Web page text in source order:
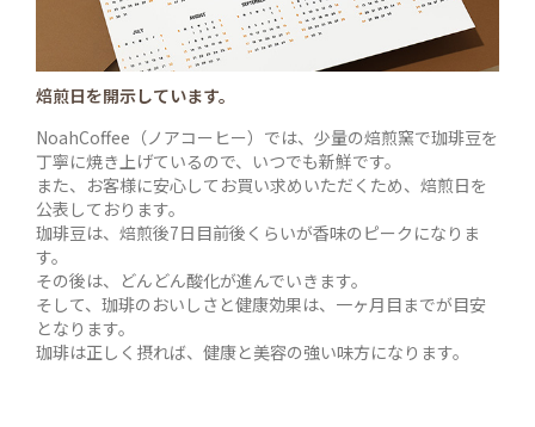
焙煎日を開示しています。
NoahCoffee（ノアコーヒー）では、少量の焙煎窯で珈琲豆を
丁寧に焼き上げているので、いつでも新鮮です。
また、お客様に安心してお買い求めいただくため、焙煎日を
公表しております。
珈琲豆は、焙煎後7日目前後くらいが香味のピークになりま
す。
その後は、どんどん酸化が進んでいきます。
そして、珈琲のおいしさと健康効果は、一ヶ月目までが目安
となります。
珈琲は正しく摂れば、健康と美容の強い味方になります。